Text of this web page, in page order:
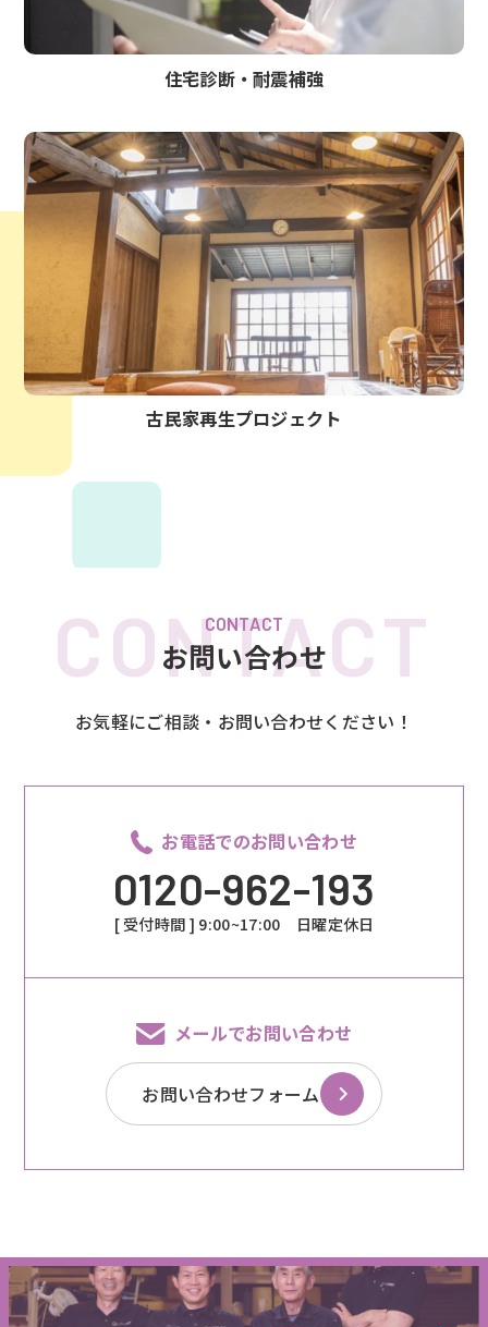
住宅診断・耐震補強
古民家再生プロジェクト
CONTACT
お問い合わせ
お気軽にご相談・お問い合わせください！
お電話でのお問い合わせ
0120-962-193
[ 受付時間 ] 9:00~17:00 日曜定休日
メールでお問い合わせ
お問い合わせフォーム